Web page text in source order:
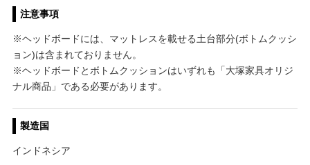
注意事項
※ヘッドボードには、マットレスを載せる土台部分(ボトムクッシ
ョン)は含まれておりません。
※ヘッドボードとボトムクッションはいずれも「大塚家具オリジ
ナル商品」である必要があります。
製造国
インドネシア